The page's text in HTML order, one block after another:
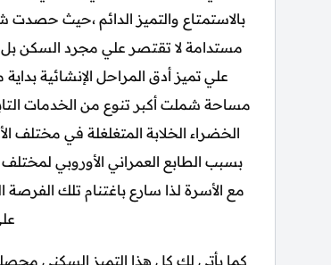
بالاستمتاع والتميز الدائم ،حيث حصدت
مستدامة لا تقتصر علي مجرد السكن
علي تميز أدق المراحل الإنشائية
مساحة شملت أكبر تنوع من الخدمات
الخضراء الخلابة المتغلغلة في
بسبب الطابع العمراني الأوروبي
مع الأسرة لذا سارع باغتنام تلك
علي 10 سنوات